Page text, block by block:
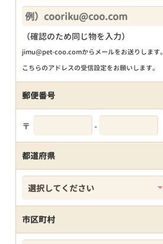
（確認のため同じ物を入力）
jimu@pet-coo.comからメールをお送りします。
こちらのアドレスの受信設定をお願いします。
郵便番号
〒 -
都道府県
市区町村